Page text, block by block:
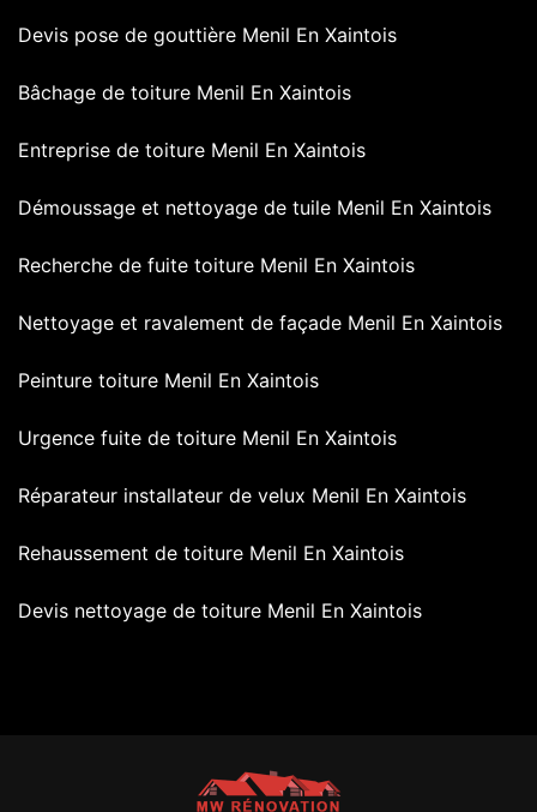
Devis pose de gouttière Menil En Xaintois
Bâchage de toiture Menil En Xaintois
Entreprise de toiture Menil En Xaintois
Démoussage et nettoyage de tuile Menil En Xaintois
Recherche de fuite toiture Menil En Xaintois
Nettoyage et ravalement de façade Menil En Xaintois
Peinture toiture Menil En Xaintois
Urgence fuite de toiture Menil En Xaintois
Réparateur installateur de velux Menil En Xaintois
Rehaussement de toiture Menil En Xaintois
Devis nettoyage de toiture Menil En Xaintois